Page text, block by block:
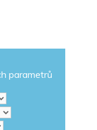
parametrů